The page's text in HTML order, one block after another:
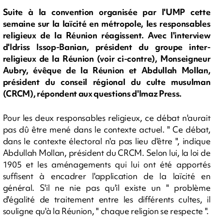
Suite à la convention organisée par l'UMP cette
semaine sur la laïcité en métropole, les responsables
religieux de la Réunion réagissent. Avec l'interview
d'Idriss Issop-Banian, président du groupe inter-
religieux de la Réunion (voir ci-contre), Monseigneur
Aubry, évêque de la Réunion et Abdullah Mollan,
président du conseil régional du culte musulman
(CRCM), répondent aux questions d'Imaz Press.
Pour les deux responsables religieux, ce débat n'aurait
pas dû être mené dans le contexte actuel. " Ce débat,
dans le contexte électoral n'a pas lieu d'être ", indique
Abdullah Mollan, président du CRCM. Selon lui, la loi de
1905 et les aménagements qui lui ont été apportés
suffisent à encadrer l'application de la laïcité en
général. S'il ne nie pas qu'il existe un " problème
d'égalité de traitement entre les différents cultes, il
souligne qu'à la Réunion, " chaque religion se respecte ".